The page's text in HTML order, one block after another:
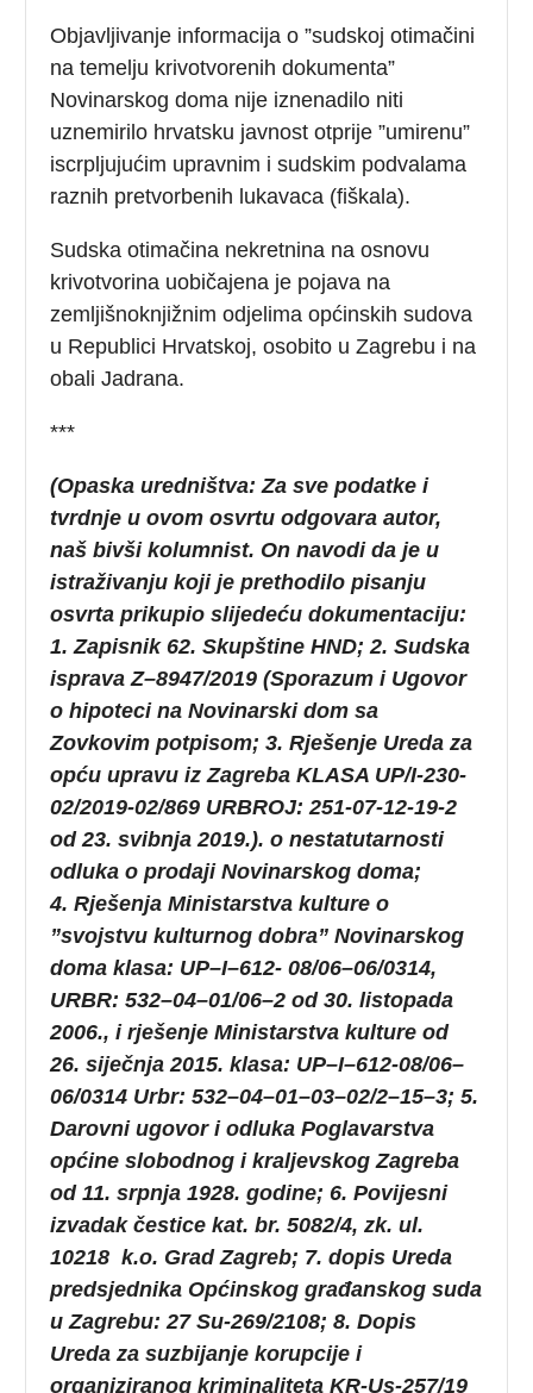
Objavljivanje informacija o ”sudskoj otimačini
na temelju krivotvorenih dokumenta”
Novinarskog doma nije iznenadilo niti
uznemirilo hrvatsku javnost otprije ”umirenu”
iscrpljujućim upravnim i sudskim podvalama
raznih pretvorbenih lukavaca (fiškala).
Sudska otimačina nekretnina na osnovu
krivotvorina uobičajena je pojava na
zemljišnoknjižnim odjelima općinskih sudova
u Republici Hrvatskoj, osobito u Zagrebu i na
obali Jadrana.
***
(Opaska uredništva: Za sve podatke i
tvrdnje u ovom osvrtu odgovara autor,
naš bivši kolumnist. On navodi da je u
istraživanju koji je prethodilo pisanju
osvrta prikupio slijedeću dokumentaciju:
1. Zapisnik 62. Skupštine HND; 2. Sudska
isprava Z–8947/2019 (Sporazum i Ugovor
o hipoteci na Novinarski dom sa
Zovkovim potpisom; 3. Rješenje Ureda za
opću upravu iz Zagreba KLASA UP/I-230-
02/2019-02/869 URBROJ: 251-07-12-19-2
od 23. svibnja 2019.). o nestatutarnosti
odluka o prodaji Novinarskog doma;
4. Rješenja Ministarstva kulture o
”svojstvu kulturnog dobra” Novinarskog
doma klasa: UP–I–612- 08/06–06/0314,
URBR: 532–04–01/06–2 od 30. listopada
2006., i rješenje Ministarstva kulture od
26. siječnja 2015. klasa: UP–I–612-08/06–
06/0314 Urbr: 532–04–01–03–02/2–15–3; 5.
Darovni ugovor i odluka Poglavarstva
općine slobodnog i kraljevskog Zagreba
od 11. srpnja 1928. godine; 6. Povijesni
izvadak čestice kat. br. 5082/4, zk. ul.
10218 k.o. Grad Zagreb; 7. dopis Ureda
predsjednika Općinskog građanskog suda
u Zagrebu: 27 Su-269/2108; 8. Dopis
Ureda za suzbijanje korupcije i
organiziranog kriminaliteta KR-Us-257/19